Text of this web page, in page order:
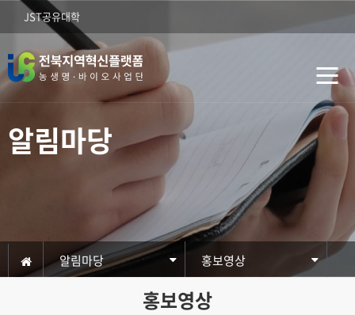
JST공유대학
알림마당
알림마당 홍보영상
홍보영상